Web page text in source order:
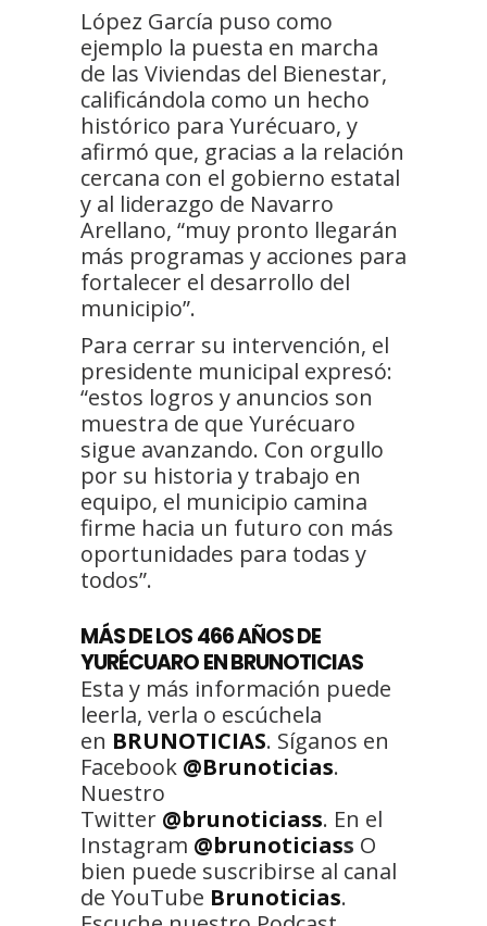
López García puso como
ejemplo la puesta en marcha
de las Viviendas del Bienestar,
calificándola como un hecho
histórico para Yurécuaro, y
afirmó que, gracias a la relación
cercana con el gobierno estatal
y al liderazgo de Navarro
Arellano, “muy pronto llegarán
más programas y acciones para
fortalecer el desarrollo del
municipio”.
Para cerrar su intervención, el
presidente municipal expresó:
“estos logros y anuncios son
muestra de que Yurécuaro
sigue avanzando. Con orgullo
por su historia y trabajo en
equipo, el municipio camina
firme hacia un futuro con más
oportunidades para todas y
todos”.
MÁS DE LOS 466 AÑOS DE
YURÉCUARO EN BRUNOTICIAS
Esta y más información puede
leerla, verla o escúchela
en BRUNOTICIAS. Síganos en
Facebook @Brunoticias.
Nuestro
Twitter @brunoticiass. En el
Instagram @brunoticiass O
bien puede suscribirse al canal
de YouTube Brunoticias.